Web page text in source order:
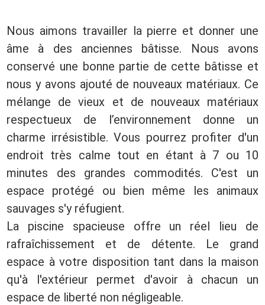
Nous aimons travailler la pierre et donner une
âme à des anciennes bâtisse. Nous avons
conservé une bonne partie de cette bâtisse et
nous y avons ajouté de nouveaux matériaux. Ce
mélange de vieux et de nouveaux matériaux
respectueux de l’environnement donne un
charme irrésistible. Vous pourrez profiter d'un
endroit très calme tout en étant à 7 ou 10
minutes des grandes commodités. C'est un
espace protégé ou bien même les animaux
sauvages s'y réfugient.
La piscine spacieuse offre un réel lieu de
rafraîchissement et de détente. Le grand
espace à votre disposition tant dans la maison
qu'à l'extérieur permet d'avoir à chacun un
espace de liberté non négligeable.